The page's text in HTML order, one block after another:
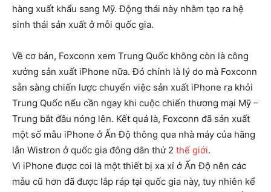
hàng xuất khẩu sang Mỹ. Động thái này nhằm tạo ra hệ
sinh thái sản xuất ở mỗi quốc gia.
Về cơ bản, Foxconn xem Trung Quốc không còn là công
xưởng sản xuất iPhone nữa. Đó chính là lý do mà Foxconn
sẵn sàng chiến lược chuyển việc sản xuất iPhone ra khỏi
Trung Quốc nếu cần ngay khi cuộc chiến thương mại Mỹ –
Trung bắt đầu nóng lên. Kết quả là, Foxconn đã sản xuất
một số mẫu iPhone ở Ấn Độ thông qua nhà máy của hãng
lẫn Wistron ở quốc gia đông dân thứ 2 thế giới.
Vì iPhone được coi là một thiết bị xa xỉ ở Ấn Độ nên các
mẫu cũ hơn đã được lắp ráp tại quốc gia này, tuy nhiên kể